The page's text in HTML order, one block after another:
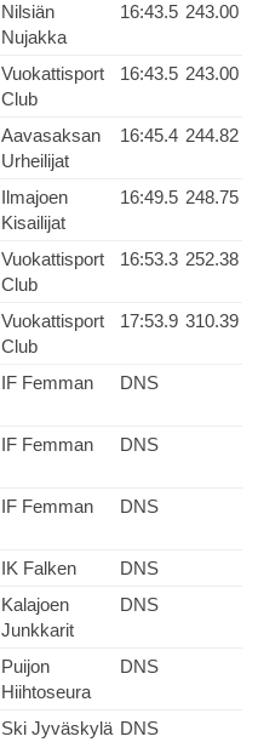
Nilsiän
Nujakka
16:43.5 243.00
Vuokattisport
Club
16:43.5 243.00
Aavasaksan
Urheilijat
16:45.4 244.82
Ilmajoen
Kisailijat
16:49.5 248.75
Vuokattisport
Club
16:53.3 252.38
Vuokattisport
Club
17:53.9 310.39
IF Femman DNS
IF Femman DNS
IF Femman DNS
IK Falken
DNS
Kalajoen
Junkkarit
DNS
Puijon
Hiihtoseura
DNS
Ski Jyväskylä DNS